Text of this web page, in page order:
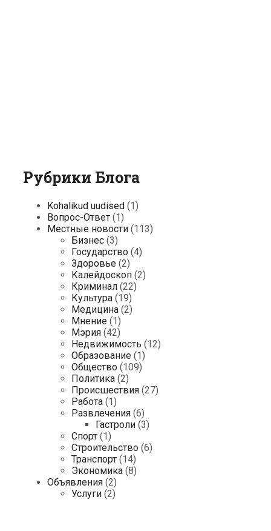
Рубрики Блога
Kohalikud uudised (1)
Вопрос-Ответ (1)
Местные новости (113)
Бизнес (3)
Государство (4)
Здоровье (2)
Калейдоскоп (2)
Криминал (22)
Культура (19)
Медицина (2)
Мнение (1)
Мэрия (42)
Недвижимость (12)
Образование (1)
Общество (109)
Политика (2)
Происшествия (27)
Работа (1)
Развлечения (6)
Гастроли (3)
Спорт (1)
Строительство (6)
Транспорт (14)
Экономика (8)
Объявления (2)
Услуги (2)